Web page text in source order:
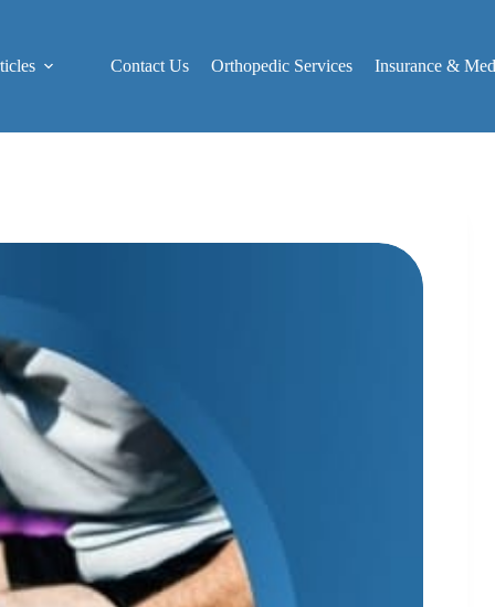
Contact Us Orthopedic Services Insurance &